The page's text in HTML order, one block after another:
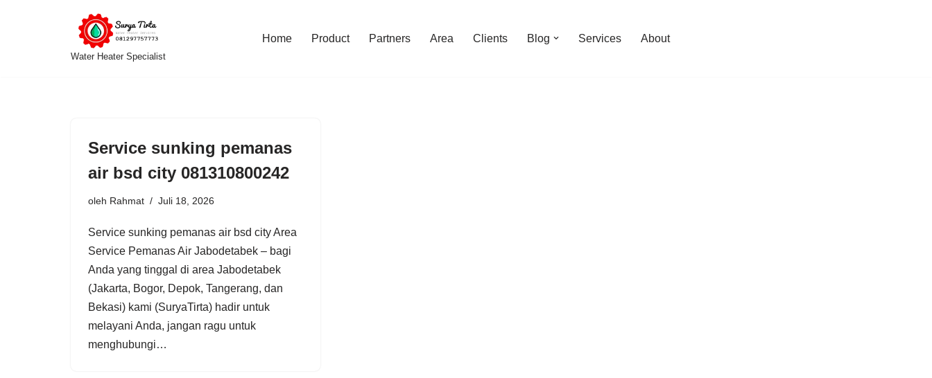
Water Heater Specialist
Home Product Partners Area Clients Blog Services About
Service sunking pemanas
air bsd city 081310800242
oleh Rahmat Juli 18, 2026
Service sunking pemanas air bsd city Area
Service Pemanas Air Jabodetabek – bagi
Anda yang tinggal di area Jabodetabek
(Jakarta, Bogor, Depok, Tangerang, dan
Bekasi) kami (SuryaTirta) hadir untuk
melayani Anda, jangan ragu untuk
menghubungi…